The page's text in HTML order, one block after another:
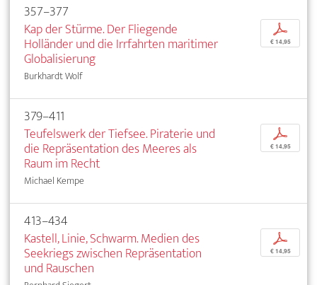
357–377
Kap der Stürme. Der Fliegende
Holländer und die Irrfahrten maritimer
Globalisierung
Burkhardt Wolf
p
€ 14,95
379–411
Teufelswerk der Tiefsee. Piraterie und
die Repräsentation des Meeres als
Raum im Recht
Michael Kempe
p
€ 14,95
413–434
Kastell, Linie, Schwarm. Medien des
Seekriegs zwischen Repräsentation
und Rauschen
p
€ 14,95